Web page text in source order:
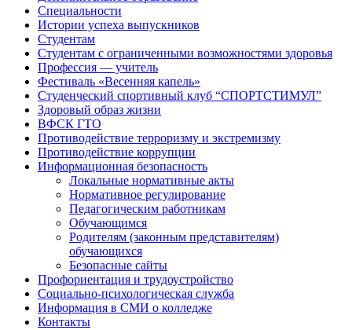
Специальности
Истории успеха выпускников
Студентам
Студентам с ограниченными возможностями здоровья
Профессия — учитель
Фестиваль «Весенняя капель»
Студенческий спортивный клуб “СПОРТСТИМУЛ”
Здоровый образ жизни
ВФСК ГТО
Противодействие терроризму и экстремизму
Противодействие коррупции
Информационная безопасность
Локальные нормативные акты
Нормативное регулирование
Педагогическим работникам
Обучающимся
Родителям (законным представителям)
обучающихся
Безопасные сайты
Профориентация и трудоустройство
Социально-психологическая служба
Информация в СМИ о колледже
Контакты